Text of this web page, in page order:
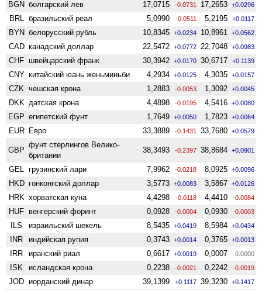
BGN болгарский лев 17,0715 -0.0731 17,2653 +0.0296
BRL бразильский реал 5,0990 -0.0511 5,2195 +0.0117
BYN белорусский рубль 10,8345 +0.0234 10,8961 +0.0562
CAD канадский доллар 22,5472 +0.0772 22,7048 +0.0983
CHF швейцарский франк 30,3942 +0.0170 30,6717 +0.1139
CNY китайский юань женьминьби 4,2934 +0.0125 4,3035 +0.0157
CZK чешская крона 1,2883 -0.0053 1,3092 +0.0045
DKK датская крона 4,4898 -0.0195 4,5416 +0.0080
EGP египетский фунт 1,7649 +0.0050 1,7823 +0.0064
EUR Евро 33,3889 -0.1431 33,7680 +0.0579
GBP
фунт стерлингов Велико­
британии
38,3493 -0.2397 38,8684 +0.0901
GEL грузинский лари 7,9962 -0.0218 8,0925 +0.0096
HKD гонконгский доллар 3,5773 +0.0083 3,5867 +0.0126
HRK хорватская куна 4,4298 -0.0118 4,4410 -0.0084
HUF венгерский форинт 0,0928 -0.0004 0,0930 -0.0003
ILS израильский шекель 8,5435 +0.0419 8,5984 +0.0434
INR индийская рупия 0,3743 +0.0014 0,3765 +0.0013
IRR иранский риал 0,6617 +0.0019 0,0007 0.0000
ISK исландская крона 0,2238 -0.0021 0,2242 -0.0019
JOD иорданский динар 39,1399 +0.1117 39,3230 +0.1417